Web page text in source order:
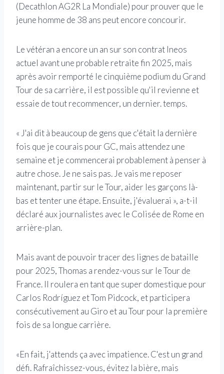
(Decathlon AG2R La Mondiale) pour prouver que le
jeune homme de 38 ans peut encore concourir.
Le vétéran a encore un an sur son contrat Ineos
actuel avant une probable retraite fin 2025, mais
après avoir remporté le cinquième podium du Grand
Tour de sa carrière, il est possible qu'il revienne et
essaie de tout recommencer, un dernier. temps.
« J'ai dit à beaucoup de gens que c'était la dernière
fois que je courais pour GC, mais attendez une
semaine et je commencerai probablement à penser à
autre chose. Je ne sais pas. Je vais me reposer
maintenant, partir sur le Tour, aider les garçons là-
bas et tenter une étape. Ensuite, j'évaluerai », a-t-il
déclaré aux journalistes avec le Colisée de Rome en
arrière-plan.
Mais avant de pouvoir tracer des lignes de bataille
pour 2025, Thomas a rendez-vous sur le Tour de
France. Il roulera en tant que super domestique pour
Carlos Rodríguez et Tom Pidcock, et participera
consécutivement au Giro et au Tour pour la première
fois de sa longue carrière.
«En fait, j'attends ça avec impatience. C'est un grand
défi. Rafraîchissez-vous, évitez la bière, mais